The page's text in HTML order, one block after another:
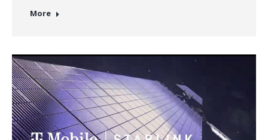
More